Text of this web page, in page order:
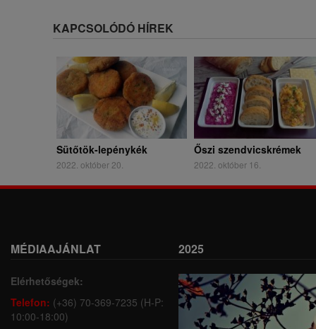
KAPCSOLÓDÓ HÍREK
Sütőtök-lepénykék
2022. október 20.
Őszi szendvicskrémek
2022. október 16.
MÉDIAAJÁNLAT
Elérhetőségek:
Telefon: (+36) 70-369-7235 (H-P:
10:00-18:00)
2025